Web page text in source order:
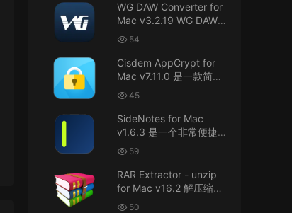
来源： DaVinci Resolve Studio 21 for Mac
v21.0.3 AIO 达芬奇世界顶级调色软件
janm999 • 2026-07-23
谢谢分享~
来源： AppleIGC.kext v1.8 黑苹果2.5G有线网卡
u9121732520675862 • 2026-07-22
可以重新发送夸克的资源吗，夸克的已经失
效了
WG DAW Converter for
Mac v3.2.19 WG DAW转
换器54
Cisdem AppCrypt for
Mac v7.11.0 是一款简单
好用的Mac应用加密软件
45
SideNotes for Mac
v1.6.3 是一个非常便捷的
笔记软件
59
RAR Extractor - unzip
for Mac v16.2 解压缩工
具 50